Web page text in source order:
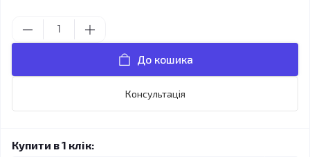
До кошика
Консультація
Купити в 1 клік: